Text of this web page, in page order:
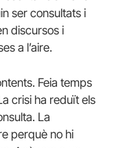
ser consultats i
discursos i
a l’aire.
Feia temps
crisi ha reduït els
La
perquè no hi